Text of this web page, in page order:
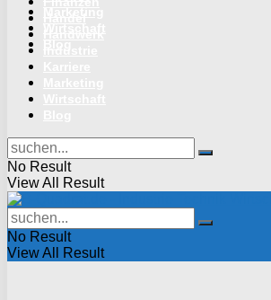
No Result
View All Result
No Result
View All Result